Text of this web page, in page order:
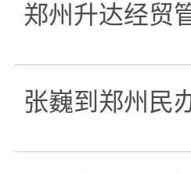
郑州升达经贸
张巍到郑州民